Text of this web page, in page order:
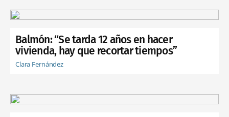
Balmón: “Se tarda 12 años en hacer
vivienda, hay que recortar tiempos”
Clara Fernández